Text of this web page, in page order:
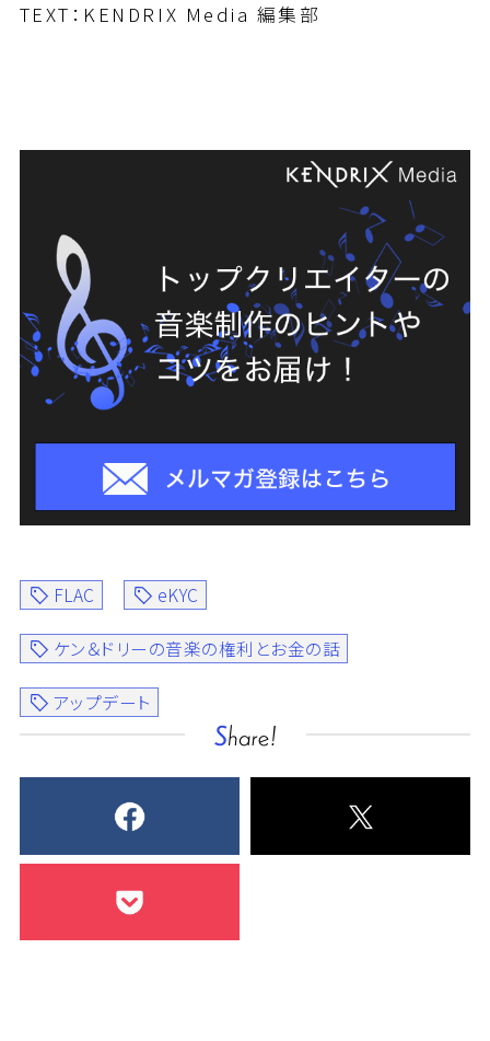
TEXT：KENDRIX Media 編集部
FLAC eKYC
ケン＆ドリーの音楽の権利とお金の話
アップデート